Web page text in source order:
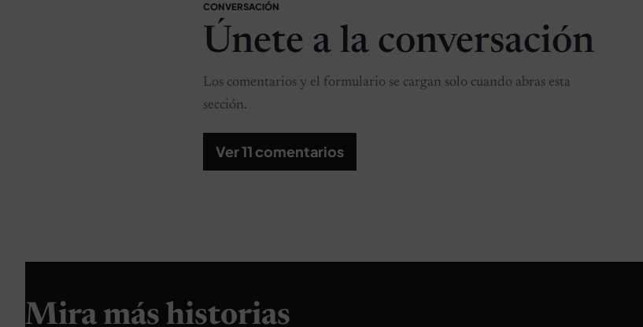
CONVERSACIÓN
Únete a la conversación
Los comentarios y el formulario se cargan solo cuando abras esta
sección.
Ver 11 comentarios
Mira más historias